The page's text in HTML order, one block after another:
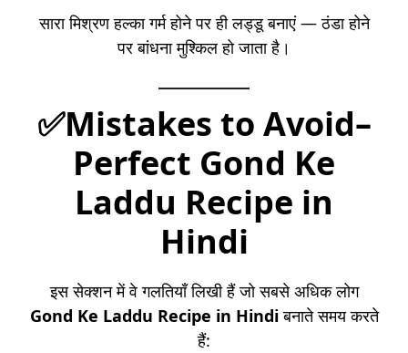
सारा मिश्रण हल्का गर्म होने पर ही लड्डू बनाएं — ठंडा होने
पर बांधना मुश्किल हो जाता है।
✅Mistakes to Avoid–
Perfect Gond Ke
Laddu Recipe in
Hindi
इस सेक्शन में वे गलतियाँ लिखी हैं जो सबसे अधिक लोग
Gond Ke Laddu Recipe in Hindiबनाते समय करते
हैं: